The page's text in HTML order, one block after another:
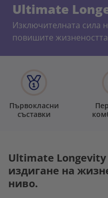
Ultimate
Изключителната сила
повишите
Първокласни
съставки
Ultimate Longevity
издигане на
ниво.